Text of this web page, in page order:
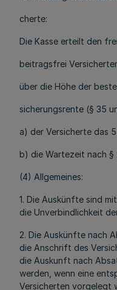
cherte:
Die Kasse erteilt den
beitragsfrei
über die Höhe der
sicherungsrente (§ 35
a) der Versicherte das
b) die Wartezeit nach
(4) Allgemeines:
1. Die Auskünfte sind
die Unverbindlichkeit
2. Die Auskünfte nach
die Anschrift des
die Auskunft nach
werden, wenn eine
Versicherten vorgelegt